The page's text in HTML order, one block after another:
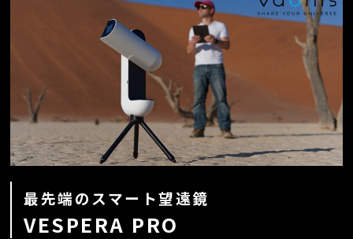
最先端のスマート望遠鏡
VESPERA PRO